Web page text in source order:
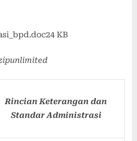
24 KB
unlimited
Rincian Keterangan dan
Standar Administrasi